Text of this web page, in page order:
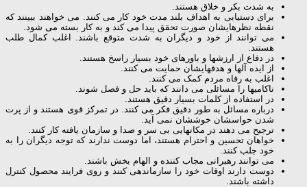
به شدت بکر و خلاق هستند.
برای دستیابی به اهداف بلند مدت خود کار می کنند. می خواهند ببینند که
نقطه نظرهایشان صورت تحقق پیدا می کند و به کار بسته می شود.
می توانند از خود و دیگران به شدت متوقع باشند. اغلب کمال طلب
هستند.
در دفاع از ارزشها و باورهای خود بسیار راسخ هستند.
از ایده آلها و هدفهایشان حمایت می کنند.
اغلب به رفاه مردم کمک می کنند.
ناکامیها را مسائلی می دانند که باید حل و فصل شوند.
در استفاده از کلمات بسیار دقیق هستند.
درباره مسائل به طور دقیق فکر می کنند. در تمرکز قوی هستند و از پرت
شدن حواسشان خوششان نمی آید.
ترجیح می دهند در مکانهایی بی سر و صدا و سازمان یافته کار کنند.
خواهان تحسین و احترام هستند، اما دوست ندارند که توجه دیگران را به
خود جلب کنند.
می توانند رهبرانی مجاب کننده و الهام بخش باشند.
دوست دارند اوقات خود را سازماندهی کنند و روی فرایند محصول کنترل
داشته باشند.